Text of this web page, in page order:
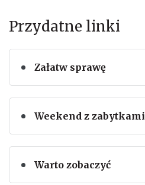
Przydatne linki
Załatw sprawę
Weekend z zabytkami
Warto zobaczyć